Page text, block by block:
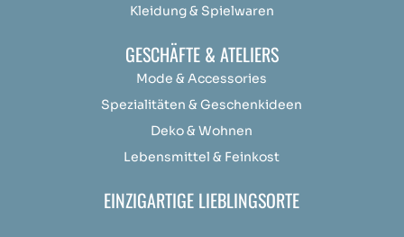
Kleidung & Spielwaren
GESCHÄFTE & ATELIERS
Mode & Accessories
Spezialitäten & Geschenkideen
Deko & Wohnen
Lebensmittel & Feinkost
EINZIGARTIGE LIEBLINGSORTE